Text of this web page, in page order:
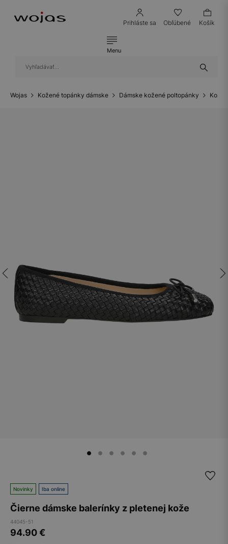
Prihláste sa Obľúbené Košík
Menu
Wojas Kožené topánky dámske Dámske kožené poltopánky
Novinky Iba online
Čierne dámske balerínky z pletenej kože
44045-51
94.90€